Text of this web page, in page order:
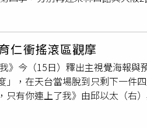
十足。《成名在望》開播記者
。（圖／侯世駿攝）姚淳耀也
家練習時，還特別請熱愛跳舞的
婆目前還沒看過試片，因此還
太會開車，卻要和私下開車技術
，我開的手排車竟然發不動，
的對峙距離，讓他十分佩服。姚
片中有極為激烈的肢體衝突。兩
出住房率超過8成、平均房價約
體房間規模已達1,122間，為台
台北中山館以熱門
台劇
集團提供）台北中山館將以「
門 台劇《華燈初上》氛圍，並採
域。也是目前10間捷絲旅中唯一
包括滷肉飯、咖哩飯等台灣特
客約占5成，港、澳、日、韓
客喜愛，由於剛開幕，未來預計
仁衝搖滾區觀摩
》今（15日）釋出主視覺海報
」，在天台當場脫到只剩下一件
只有你連上了我》由邱以太（右
的戲，當場脫到只剩一件四角內
看以太到底會怎麼脫！」導演游